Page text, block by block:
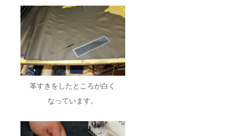
革すきをしたところが白く
なっています。